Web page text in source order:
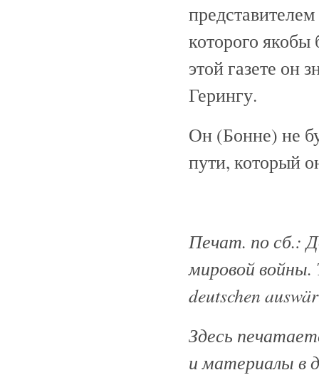
которого
этой газете он
Герингу.
Он (Бонне) не
пути, который
Печат. по сб.:
мировой войны.
deutschen
Здесь
и материалы в